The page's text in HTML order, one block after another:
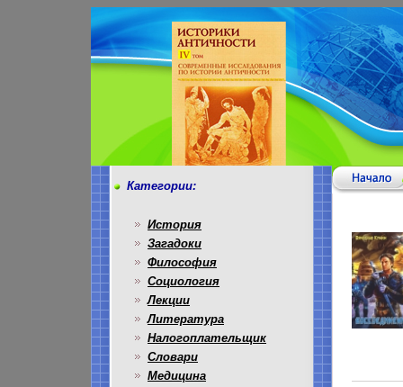
Категории:
История
Загадоки
Философия
Социология
Лекции
Литература
Налогоплательщик
Словари
Медицина